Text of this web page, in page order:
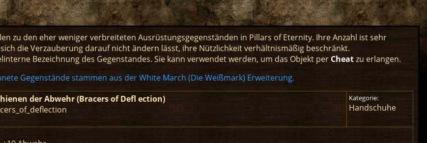
zu den eher weniger verbreiteten Ausrüstungsgegenständen in Pillars of Eternity. Ihre Anzahl ist sehr
die Verzauberung darauf nicht ändern lässt, ihre Nützlichkeit verhältnismäßig beschränkt.
Bezeichnung des Gegenstandes. Sie kann verwendet werden, um das Objekt per Cheatzu erlangen.
Gegenstände stammen aus der White March (Die Weißmark) Erweiterung.
der Abwehr (Bracers of Defl ection)
Kategorie:
Handschuhe